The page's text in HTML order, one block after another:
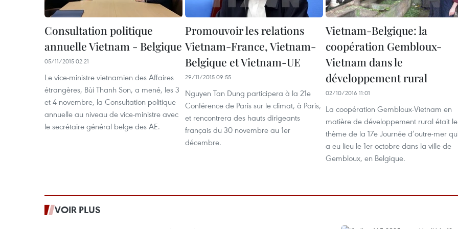
Consultation politique
annuelle Vietnam - Belgique
05/11/2015 02:21
Le vice-ministre vietnamien des Affaires
étrangères, Bùi Thanh Son, a mené, les 3
et 4 novembre, la Consultation politique
annuelle au niveau de vice-ministre avec
le secrétaire général belge des AE.
Promouvoir les relations
Vietnam-France, Vietnam-
Belgique et Vietnam-UE
29/11/2015 09:55
Nguyen Tan Dung participera à la 21e
Conférence de Paris sur le climat, à Paris,
et rencontrera des hauts dirigeants
français du 30 novembre au 1er
décembre.
Vietnam-Belgique: la
coopération Gembloux-
Vietnam dans le
développement rural
02/10/2016 11:01
La coopération Gembloux-Vietnam en
matière de développement rural était le
thème de la 17e Journée d’outre-mer
a eu lieu le 1er octobre dans la ville de
Gembloux, en Belgique.
VOIR PLUS